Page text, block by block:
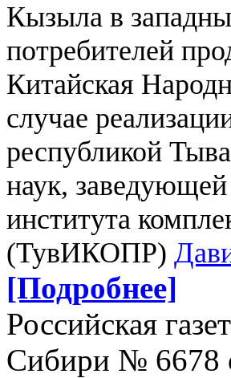
Кызыла в
потребителей
Китайская
случае
республикой
наук,
института
(ТувИКОПР)
[Подробнее]
Российская
Сибири № 6678